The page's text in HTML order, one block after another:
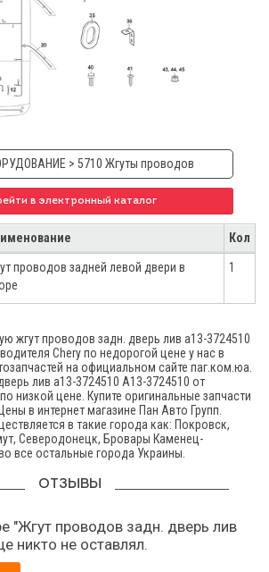
> 5710 Жгуты проводов
в электронный каталог
Кол
проводов задней левой двери в
1
жгут проводов задн. дверь лив а13-3724510
Chery по недорогой цене у нас в
на официальном сайте паг.ком.юа.
лив а13-3724510 A13-3724510 от
низкой цене. Купите оригинальные запчасти
в интернет магазине Пан Авто Групп.
в такие города как: Покровск,
Северодонецк, Бровары Каменец-
все остальные города Украины.
ОТЗЫВЫ
"Жгут проводов задн. дверь лив
никто не оставлял.